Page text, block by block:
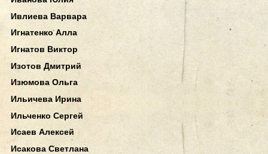
Ивлиева Варвара
Игнатенко Алла
Игнатов Виктор
Изотов Дмитрий
Изюмова Ольга
Ильичева Ирина
Ильченко Сергей
Исаев Алексей
Исакова Светлана